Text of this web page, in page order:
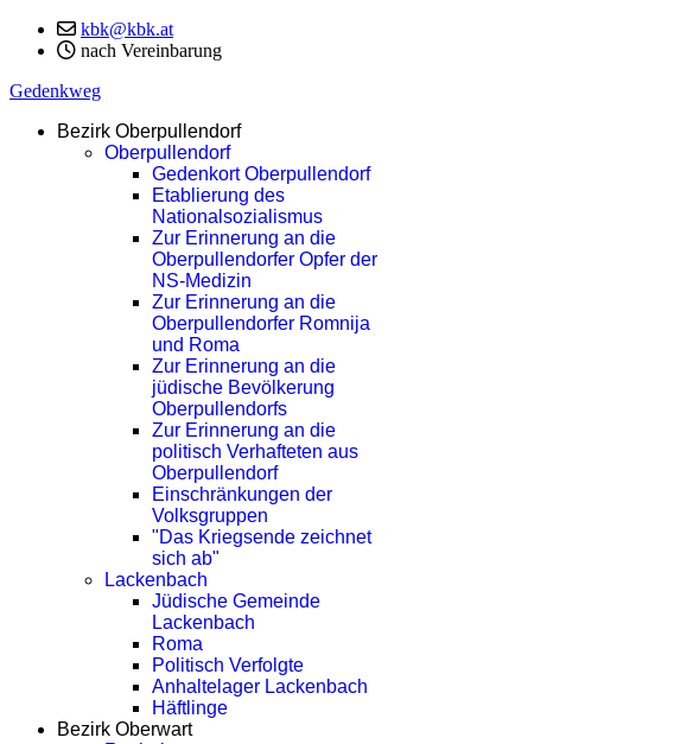
kbk@kbk.at
nach Vereinbarung
Gedenkweg
Bezirk Oberpullendorf
Oberpullendorf
Gedenkort Oberpullendorf
Etablierung des
Nationalsozialismus
Zur Erinnerung an die
Oberpullendorfer Opfer der
NS-Medizin
Zur Erinnerung an die
Oberpullendorfer Romnija
und Roma
Zur Erinnerung an die
jüdische Bevölkerung
Oberpullendorfs
Zur Erinnerung an die
politisch Verhafteten aus
Oberpullendorf
Einschränkungen der
Volksgruppen
"Das Kriegsende zeichnet
sich ab"
Lackenbach
Jüdische Gemeinde
Lackenbach
Roma
Politisch Verfolgte
Anhaltelager Lackenbach
Häftlinge
Bezirk Oberwart